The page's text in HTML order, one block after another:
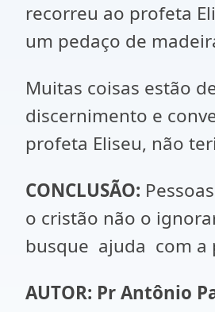
recorreu ao profeta
um pedaço de
Muitas coisas estão
discernimento e
profeta Eliseu, não
CONCLUSÃO:
o cristão não o
busque ajuda com a
AUTOR: Pr Antônio